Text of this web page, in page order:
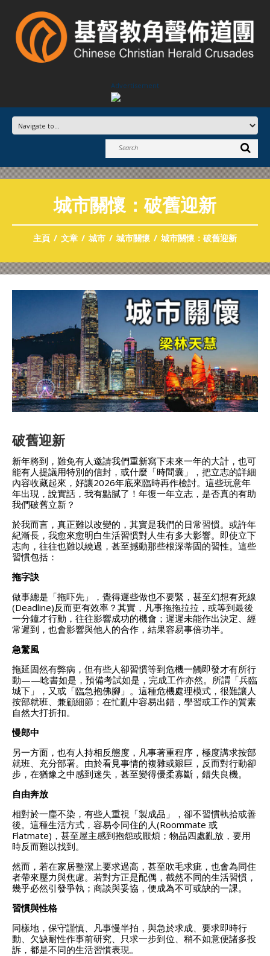
Advertisement
城市關懷：破舊迎新
主頁 文章 城市 城市關懷 城市關懷：破舊迎新
破舊迎新
新年將到，難免有人邀請我們重新寫下未來一年的大計，也可
能有人提議用特別的信封，或什麼「時間囊」，把立志的詳細
內容收藏起來，好讓2026年底來臨時再作檢討。這些玩意年
年出現，說實話，我有點膩了！年復一年立志，是否真的有助
我們破舊立新？
於我而言，真正難以改變的，其實是我們的日常習慣。或許年
紀漸長，我愈來愈明白生活習慣對人生有多大影響。即使立下
志向，往往也難以繞過，甚至撼動那些根深蒂固的習性。這些
習慣包括：
拖字訣
做事總是「拖吓先」，覺得遲些做也不要緊，甚至幻想有死線
(Deadline)反而更有效率？其實，凡事拖拖拉拉，或等到最後
一分鐘才行動，往往影響成功的機會；遲遲未能作出決定、經
常遲到，也會影響與他人的合作，結果容易事倍功半。
急驚風
拖延固然有弊病，但有些人卻習慣等到危機一觸即發才有所行
動——唸書如是，預備考試如是，完成工作亦然。所謂「兵臨
城下」，又或「臨急抱佛腳」。這種危機處理模式，很難讓人
按部就班、兼顧細節；在忙亂中容易出錯，學習或工作的質素
自然大打折扣。
慢郎中
另一方面，也有人持相反態度，凡事著重程序，極度講求按部
就班、充分部署。由於看見事情的複雜或艱巨，反而對行動卻
步，在猶豫之中感到迷失，甚至變得優柔寡斷，錯失良機。
自由奔放
相對於一塵不染，有些人重視「製成品」，卻不習慣執拾或善
後。這種生活方式，容易令同住的人(Roommate 或
Flatmate)，甚至屋主感到抱怨或厭煩；物品四處亂放，要用
時反而難以找到。
然而，若在家居整潔上要求過高，甚至吹毛求疵，也會為同住
者帶來壓力與焦慮。若對方正是配偶，截然不同的生活習慣，
幾乎必然引發爭執；商談與妥協，便成為不可或缺的一課。
習慣與性格
同樣地，保守謹慎、凡事慢半拍，與急於求成、要求即時行
動、欠缺耐性作事前研究、只求一步到位、稍不如意便諸多投
訴，都是不同的生活習慣表現。